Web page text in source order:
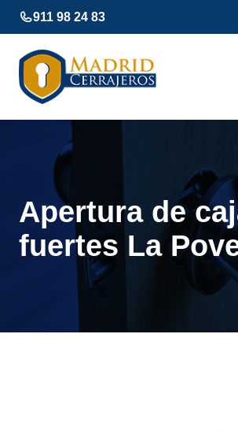
Saltar
al
contenido
911 98 24 83
Apertura de
fuertes La